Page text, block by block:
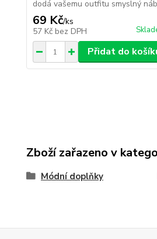
dodá vašemu outfitu smyslný
69 Kč/ks
57 Kč bez DPH
Přidat do
Zboží zařazeno v
Módní doplňky